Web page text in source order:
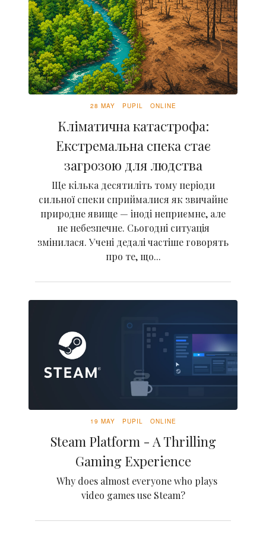
28 MAY PUPIL ONLINE
Кліматична катастрофа:
Екстремальна спека стає
загрозою для людства
Ще кілька десятиліть тому періоди
сильної спеки сприймалися як звичайне
природне явище — іноді неприємне, але
не небезпечне. Сьогодні ситуація
змінилася. Учені дедалі частіше говорять
про те, що...
19 MAY PUPIL ONLINE
Steam Platform - A Thrilling
Gaming Experience
Why does almost everyone who plays
video games use Steam?